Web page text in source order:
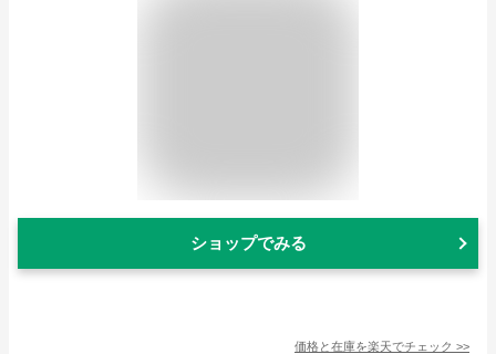
ショップでみる
価格と在庫を楽天でチェック >>